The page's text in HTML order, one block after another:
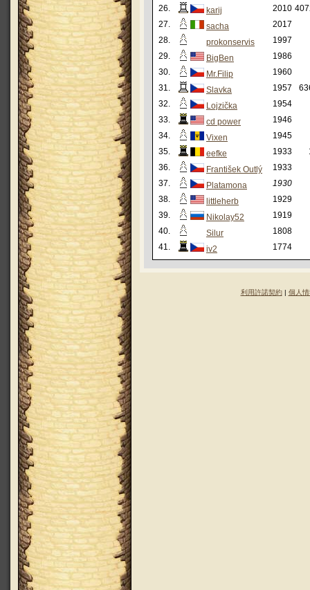
26.
karij 2010
27.
sacha
2017
28.
prokonservis
1997
29.
BigBen
1986
30.
Mr.Filip
1960
31.
Slavka 1957
32.
Lojzička
1954
33.
cd power
1946
34.
Vixen
1945
35.
eefke 1933
36.
František Outlý
1933
37.
Platamona
1930
38.
littleherb
1929
39.
Nikolay52
1919
40.
Silur
1808
41.
iv2 1774
利用許諾契約| 個人